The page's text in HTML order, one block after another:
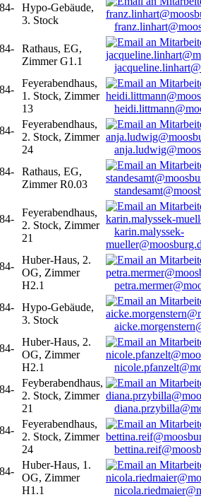
Hypo-Gebäude,
3. Stock
Rathaus, EG,
Zimmer G1.1
Feyerabendhaus,
1. Stock, Zimmer
13
Feyerabendhaus,
2. Stock, Zimmer
24
Rathaus, EG,
Zimmer R0.03
Feyerabendhaus,
2. Stock, Zimmer
21
karin.malyssek-
Huber-Haus, 2.
OG, Zimmer
H2.1
Hypo-Gebäude,
3. Stock
Huber-Haus, 2.
OG, Zimmer
H2.1
Feyberabendhaus,
2. Stock, Zimmer
21
Feyerabendhaus,
2. Stock, Zimmer
24
Huber-Haus, 1.
OG, Zimmer
H1.1